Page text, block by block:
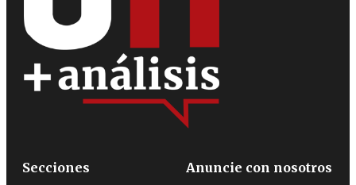
Secciones
Anuncie con nosotros